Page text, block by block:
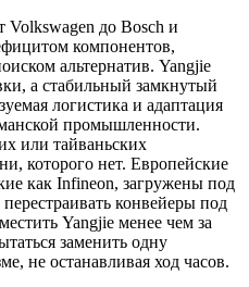
до Bosch и
компонентов,
альтернатив. Yangjie
а стабильный замкнутый
логистика и адаптация
промышленности.
или тайваньских
которого нет. Европейские
как Infineon, загружены под
конвейеры под
Yangjie менее чем за
заменить одну
не останавливая ход часов.